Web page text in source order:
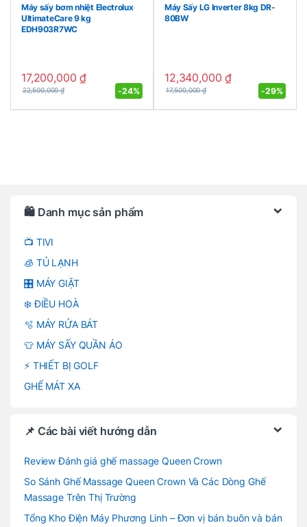
Máy sấy bơm nhiệt Electrolux
UltimateCare 9 kg
EDH903R7WC
17,200,000₫
22,500,000₫ -24%
Máy Sấy LG Inverter 8kg DR-
80BW
12,340,000₫
17,500,000₫ -29%
🛍️ Danh mục sản phẩm
📺 TIVI
🧊 TỦ LẠNH
🎛️ MÁY GIẶT
❄️ ĐIỀU HOÀ
🫧 MÁY RỬA BÁT
👕 MÁY SẤY QUẦN ÁO
⚡ THIẾT BỊ GOLF
GHẾ MÁT XA
📌 Các bài viết hướng dẫn
Review Đánh giá ghế massage Queen Crown
So Sánh Ghế Massage Queen Crown Và Các Dòng Ghế
Massage Trên Thị Trường
Tổng Kho Điện Máy Phương Linh – Đơn vị bán buôn và bán